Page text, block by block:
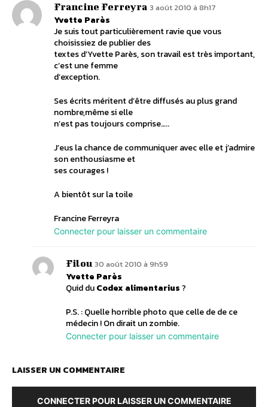
Francine Ferreyra 3 août 2010 à 8h17
Yvette Parès
Je suis tout particulièrement ravie que vous
choisissiez de publier des
textes d’Yvette Parès, son travail est très important,
c’est une femme
d’exception.
Ses écrits méritent d’être diffusés au plus grand
nombre,même si elle
n’est pas toujours comprise…..
J’eus la chance de communiquer avec elle et j’admire
son enthousiasme et
ses courages !
A bientôt sur la toile
Francine Ferreyra
Connecter pour laisser un commentaire
Filou 30 août 2010 à 9h59
Yvette Parès
Quid duCodex alimentarius?
P.S. : Quelle horrible photo que celle de de ce
médecin ! On dirait un zombie.
Connecter pour laisser un commentaire
LAISSER UN COMMENTAIRE
CONNECTER POUR LAISSER UN COMMENTAIRE